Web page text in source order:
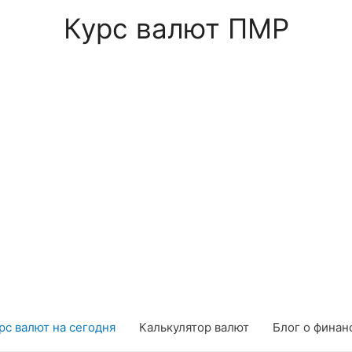
Курс валют ПМР
валют на сегодня Калькулятор валют Блог о